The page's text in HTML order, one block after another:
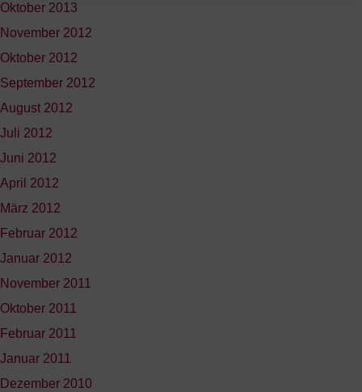
Oktober 2013
November 2012
Oktober 2012
September 2012
August 2012
Juli 2012
Juni 2012
April 2012
März 2012
Februar 2012
Januar 2012
November 2011
Oktober 2011
Februar 2011
Januar 2011
Dezember 2010